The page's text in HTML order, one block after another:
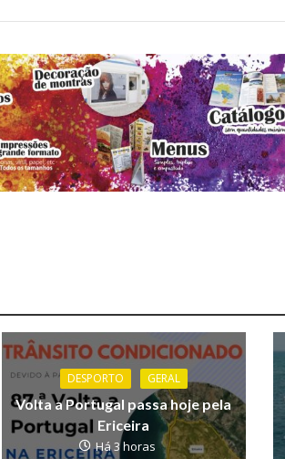
DESPORTO GERAL
Volta a Portugal passa hoje pela
Ericeira
Há 3 horas